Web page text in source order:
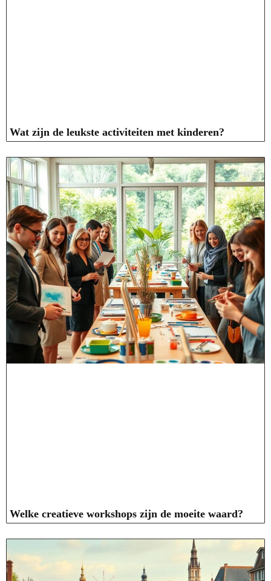
Wat zijn de leukste activiteiten met kinderen?
Welke creatieve workshops zijn de moeite waard?